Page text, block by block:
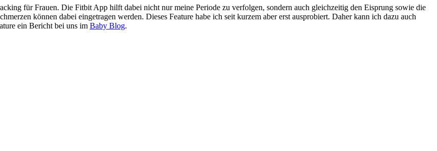
für Frauen. Die Fitbit App hilft dabei nicht nur meine Periode zu verfolgen, sondern auch gleichzeitig den Eisprung sowie die
können dabei eingetragen werden. Dieses Feature habe ich seit kurzem aber erst ausprobiert. Daher kann ich dazu auch
ein Bericht bei uns im Baby Blog.